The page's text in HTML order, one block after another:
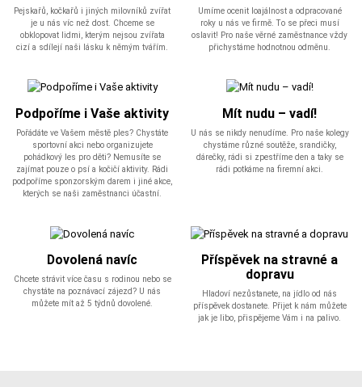
Pejskařů, kočkařů i jiných milovníků zvířat
je u nás víc než dost. Chceme se
obklopovat lidmi, kterým nejsou zvířata
cizí a sdílejí naši lásku k němým tvářím.
Umíme ocenit loajálnost a odpracované
roky u nás ve firmě. To se přeci musí
oslavit! Pro naše věrné zaměstnance vždy
přichystáme hodnotnou odměnu.
Podpoříme i Vaše aktivity
Pořádáte ve Vašem městě ples? Chystáte
sportovní akci nebo organizujete
pohádkový les pro děti? Nemusíte se
zajímat pouze o psí a kočičí aktivity. Rádi
podpoříme sponzorským darem i jiné akce,
kterých se naši zaměstnanci účastní.
Mít nudu – vadí!
U nás se nikdy nenudíme. Pro naše kolegy
chystáme různé soutěže, srandičky,
dárečky, rádi si zpestříme den a taky se
rádi potkáme na firemní akci.
Dovolená navíc
Chcete strávit více času s rodinou nebo se
chystáte na poznávací zájezd? U nás
můžete mít až 5 týdnů dovolené.
Příspěvek na stravné a
dopravu
Hladoví nezůstanete, na jídlo od nás
příspěvek dostanete. Přijet k nám můžete
jak je libo, přispějeme Vám i na palivo.